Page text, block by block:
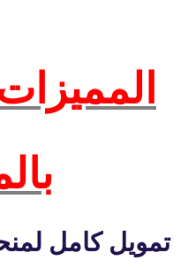
تمويل كامل